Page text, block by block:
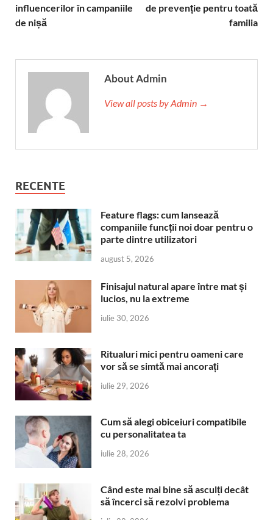
influencerilor în campaniile
de nișă
de prevenție pentru toată
familia
About Admin
View all posts by Admin →
RECENTE
Feature flags: cum lansează
companiile funcții noi doar pentru o
parte dintre utilizatori
august 5, 2026
Finisajul natural apare între mat și
lucios, nu la extreme
iulie 30, 2026
Ritualuri mici pentru oameni care
vor să se simtă mai ancorați
iulie 29, 2026
Cum să alegi obiceiuri compatibile
cu personalitatea ta
iulie 28, 2026
Când este mai bine să asculți decât
să încerci să rezolvi problema